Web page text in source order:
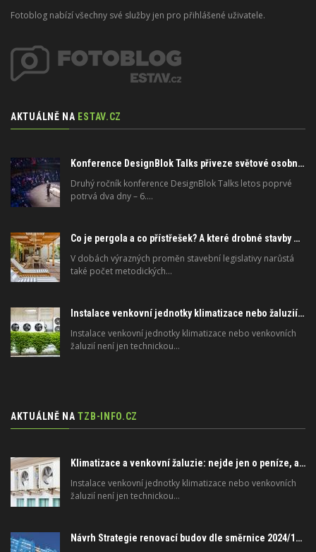
Fotoblog nabízí všechny své služby jen pro přihlášené uživatele.
AKTUÁLNĚ NA ESTAV.CZ
Konference DesignBlok Talks přiveze světové osobnosti designu a architektury
Druhý ročník konference DesignBlok Talks letos poprvé
potrvá dva dny – 6.…
Co je pergola a co přístřešek? A které drobné stavby musíte povolovat? Pomůže metodika
V dobách výrazných proměn stavební legislativy narůstá
také počet metodických…
Instalace venkovní jednotky klimatizace nebo žaluzií podléhá jasným právním pravidlům
Instalace venkovní jednotky klimatizace nebo venkovních
žaluzií není jen technickou…
AKTUÁLNĚ NA TZB-INFO.CZ
Klimatizace a venkovní žaluzie: nejde jen o peníze, ale i o právo
Instalace venkovní jednotky klimatizace nebo venkovních
žaluzií není jen technickou…
Návrh Strategie renovací budov dle směrnice 2024/1275/EU o energetické náročnosti budov